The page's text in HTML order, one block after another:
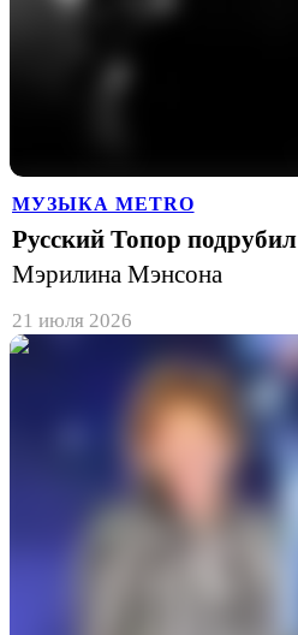
МУЗЫКА METRO
Русский Топор подрубил
Мэрилина Мэнсона
21 июля 2026